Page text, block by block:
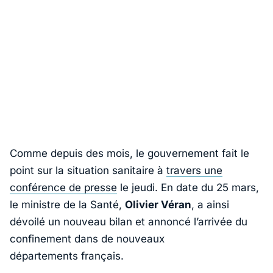
Comme depuis des mois, le gouvernement fait le
point sur la situation sanitaire à travers une
conférence de presse le jeudi. En date du 25 mars,
le ministre de la Santé, Olivier Véran, a ainsi
dévoilé un nouveau bilan et annoncé l’arrivée du
confinement dans de nouveaux
départements français.